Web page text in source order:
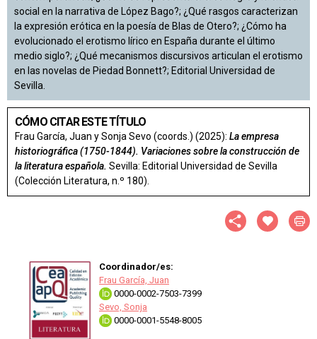
social en la narrativa de López Bago?; ¿Qué rasgos caracterizan
la expresión erótica en la poesía de Blas de Otero?; ¿Cómo ha
evolucionado el erotismo lírico en España durante el último
medio siglo?; ¿Qué mecanismos discursivos articulan el erotismo
en las novelas de Piedad Bonnett?; Editorial Universidad de
Sevilla.
CÓMO CITAR ESTE TÍTULO
Frau García, Juan y Sonja Sevo (coords.) (2025): La empresa
historiográfica (1750-1844). Variaciones sobre la construcción de
la literatura española. Sevilla: Editorial Universidad de Sevilla
(Colección Literatura, n.º 180).
Coordinador/es:
Frau García, Juan
0000-0002-7503-7399
Sevo, Sonja
0000-0001-5548-8005